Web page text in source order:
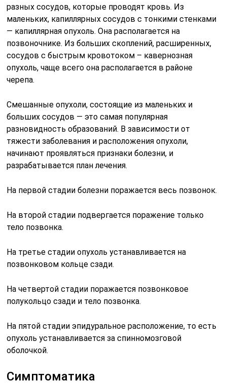
разных сосудов, которые проводят кровь. Из
маленьких, капиллярных сосудов с тонкими стенками
— капиллярная опухоль. Она располагается на
позвоночнике. Из больших скоплений, расширенных,
сосудов с быстрым кровотоком – кавернозная
опухоль, чаще всего она располагается в районе
черепа.
Смешанные опухоли, состоящие из маленьких и
больших сосудов — это самая популярная
разновидность образований. В зависимости от
тяжести заболевания и расположения опухоли,
начинают проявляться признаки болезни, и
разрабатывается план лечения.
На первой стадии болезни поражается весь позвонок.
На второй стадии подвергается поражение только
тело позвонка.
На третье стадии опухоль устанавливается на
позвонковом кольце сзади.
На четвертой стадии поражается позвонковое
полукольцо сзади и тело позвонка.
На пятой стадии эпидуральное расположение, то есть
опухоль устанавливается за спинномозговой
оболочкой.
Симптоматика